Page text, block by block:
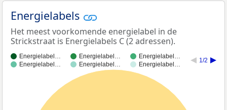
Energielabels
Het meest voorkomende energielabel in de
Strickstraat is Energielabels C (2 adressen).
Energielabel… Energielabel…
Energielabel…
Energielabel…
Energielabel… Energielabel…
1/2